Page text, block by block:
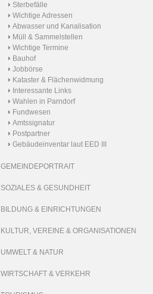
Sterbefälle
Wichtige Adressen
Abwasser und Kanalisation
Müll & Sammelstellen
Wichtige Termine
Bauhof
Jobbörse
Kataster & Flächenwidmung
Interessante Links
Wahlen in Parndorf
Fundwesen
Amtssignatur
Postpartner
Gebäudeinventar laut EED III
GEMEINDEPORTRAIT
SOZIALES & GESUNDHEIT
BILDUNG & EINRICHTUNGEN
KULTUR, VEREINE & ORGANISATIONEN
UMWELT & NATUR
WIRTSCHAFT & VERKEHR